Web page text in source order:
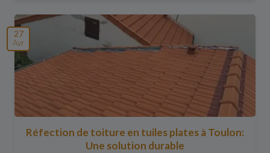
27
Avr
Réfection de toiture en tuiles plates à Toulon:
Une solution durable